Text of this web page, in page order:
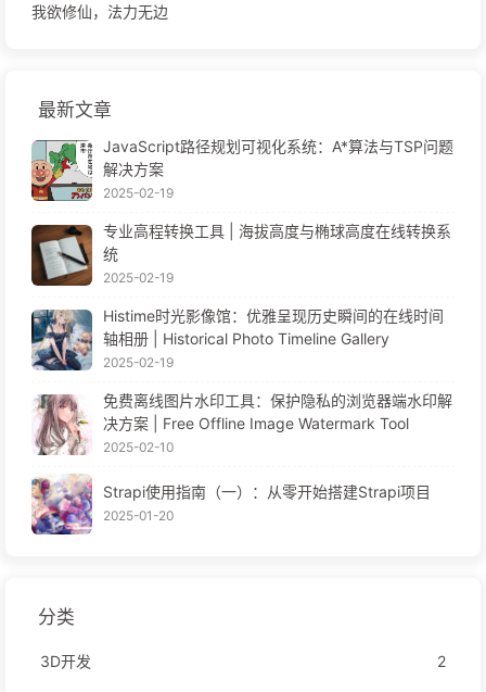
我欲修仙，法力无边
最新文章
JavaScript路径规划可视化系统：A*算法与TSP问题
解决方案
2025-02-19
专业高程转换工具 | 海拔高度与椭球高度在线转换系
统
2025-02-19
Histime时光影像馆：优雅呈现历史瞬间的在线时间
轴相册 | Historical Photo Timeline Gallery
2025-02-19
免费离线图片水印工具：保护隐私的浏览器端水印解
决方案 | Free Offline Image Watermark Tool
2025-02-10
Strapi使用指南（一）：从零开始搭建Strapi项目
2025-01-20
分类
3D开发
2